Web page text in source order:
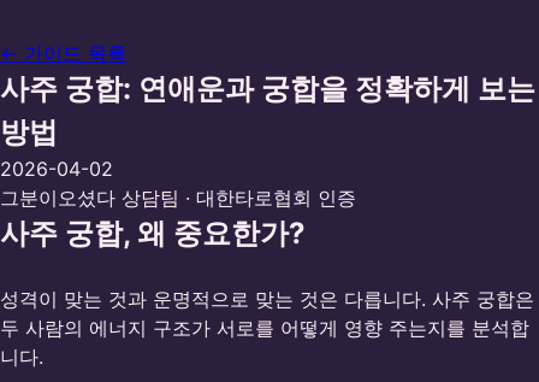
← 가이드 목록
사주 궁합: 연애운과 궁합을 정확하게 보는
방법
2026-04-02
그분이오셨다 상담팀 · 대한타로협회 인증
사주 궁합, 왜 중요한가?
성격이 맞는 것과 운명적으로 맞는 것은 다릅니다. 사주 궁합은
두 사람의 에너지 구조가 서로를 어떻게 영향 주는지를 분석합
니다.